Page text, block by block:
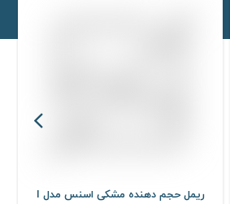
ریمل حجم دهنده مشکی اسنس مدل I